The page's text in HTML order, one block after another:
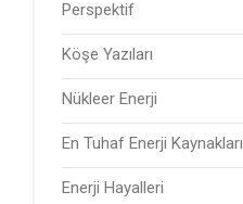
Perspektif
Köşe Yazıları
Nükleer Enerji
En Tuhaf Enerji Kaynakları
Enerji Hayalleri